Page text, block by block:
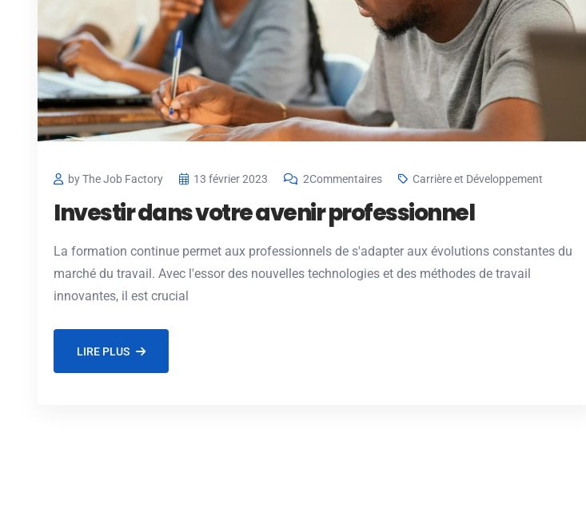
by The Job Factory 13 février 2023 2Commentaires Carrière et Développement
Investir dans votre avenir professionnel
La formation continue permet aux professionnels de s'adapter aux évolutions constantes du
marché du travail. Avec l'essor des nouvelles technologies et des méthodes de travail
innovantes, il est crucial
LIRE PLUS